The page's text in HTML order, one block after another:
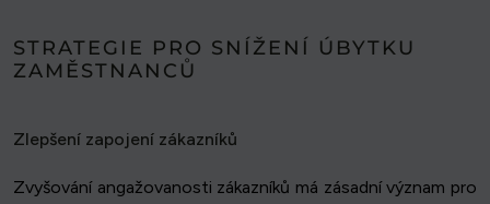
STRATEGIE PRO SNÍŽENÍ ÚBYTKU
ZAMĚSTNANCŮ
Zlepšení zapojení zákazníků
Zvyšování angažovanosti zákazníků má zásadní význam pro